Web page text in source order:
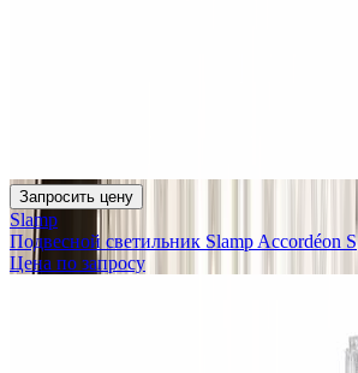
Запросить цену
Slamp
Подвесной светильник Slamp Accordéon S
Цена по запросу